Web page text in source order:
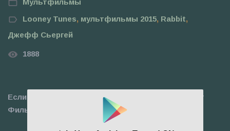
Мультфильмы
Looney Tunes, мультфильмы 2015, Rabbit,
Джефф Сьергей
1888
Если фильм не работает нажмите на кнопку "Нет
Фильма".Мы будем вам благодарны